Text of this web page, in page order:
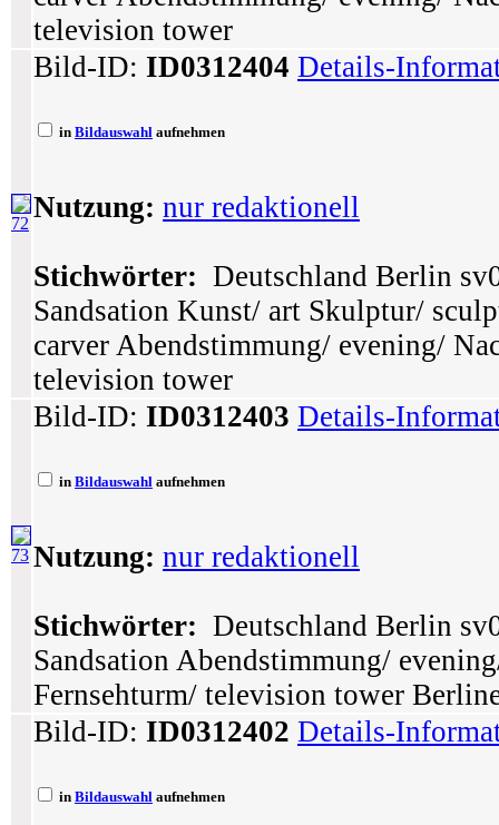
television tower
72
Bild-ID: ID0312404 Details-
in Bildauswahl aufnehmen
Nutzung: nur redaktionell
Stichwörter: Deutschland Berlin
Sandsation Kunst/ art Skulptur/
carver Abendstimmung/ evening/
television tower
73
Bild-ID: ID0312403 Details-
in Bildauswahl aufnehmen
Nutzung: nur redaktionell
Stichwörter: Deutschland Berlin
Sandsation Abendstimmung/
Fernsehturm/ television tower
Bild-ID: ID0312402 Details-
in Bildauswahl aufnehmen